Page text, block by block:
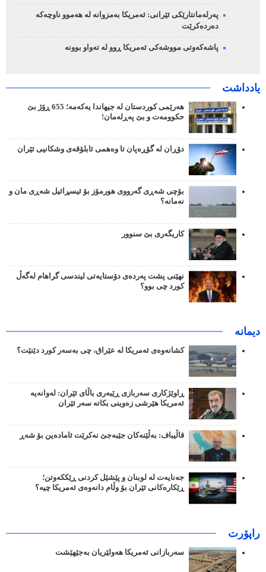
پەرلەمانتارێکی ئێرانی: ئەمریکا بەمزوانە لە هەموو ناوچەکە
دەردەکرێت
پاشەکەوتی مووشەکی ئەمریکا ڕوو لە تەواو بوونە
یادداشت
هەرێمی کوردستان لە جیهاندا یەکەمە؛ 655 ڕۆژ بێ
حکوومەت و بێ پەڕلەمان!
دۆڕان لە گۆڕەپان تا وەهمی ئابلۆقەی وشکانیی ئێران
بۆچی شەڕی گەرووی هورمۆز بۆ ئیسڕائیل شەڕی مان و
نەمانە؟
کاریگەری بێ سنوور
نهێنی پشت پەردەی دۆستایەتی لیندسی گراهام لەگەڵ
کورد چی بوو؟
دیمانە
کشانەوەی ئەمریکا لە عێراق، چی بەسەر کورد دێنێت؟
ڕاوێژکاری سەربازی ڕێبەری باڵای ئێران: لەوانەیە
ئەمریکا هێرشی زەوینی بکاتە سەر ئێران
قاڵیباف: بەڵێنەکان جێبەجێ نەکرێت ئامادەین بۆ شەڕ
جەنایەت لە لوبنان و پێشێل کردنی ڕێککەوتن؛
ڕێکارەکانی ئێران بۆ وڵام دانەوەی ئەمریکا چیە؟
راپۆرت
سەربازانی ئەمریکا هەولێریان بەجێهێشت